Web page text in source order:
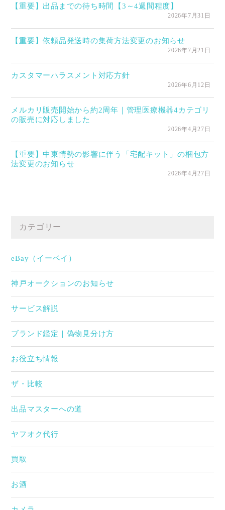
【重要】出品までの待ち時間【3～4週間程度】
2026年7月31日
【重要】依頼品発送時の集荷方法変更のお知らせ
2026年7月21日
カスタマーハラスメント対応方針
2026年6月12日
メルカリ販売開始から約2周年｜管理医療機器4カテゴリ
の販売に対応しました
2026年4月27日
【重要】中東情勢の影響に伴う「宅配キット」の梱包方
法変更のお知らせ
2026年4月27日
カテゴリー
eBay（イーベイ）
神戸オークションのお知らせ
サービス解説
ブランド鑑定｜偽物見分け方
お役立ち情報
ザ・比較
出品マスターへの道
ヤフオク代行
買取
お酒